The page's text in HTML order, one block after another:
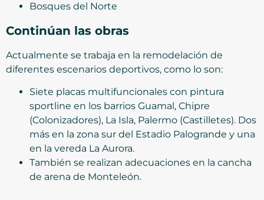
Bosques del Norte
Continúan las obras
Actualmente se trabaja en la remodelación de
diferentes escenarios deportivos, como lo son:
Siete placas multifuncionales con pintura
sportline en los barrios Guamal, Chipre
(Colonizadores), La Isla, Palermo (Castilletes). Dos
más en la zona sur del Estadio Palogrande y una
en la vereda La Aurora.
También se realizan adecuaciones en la cancha
de arena de Monteleón.